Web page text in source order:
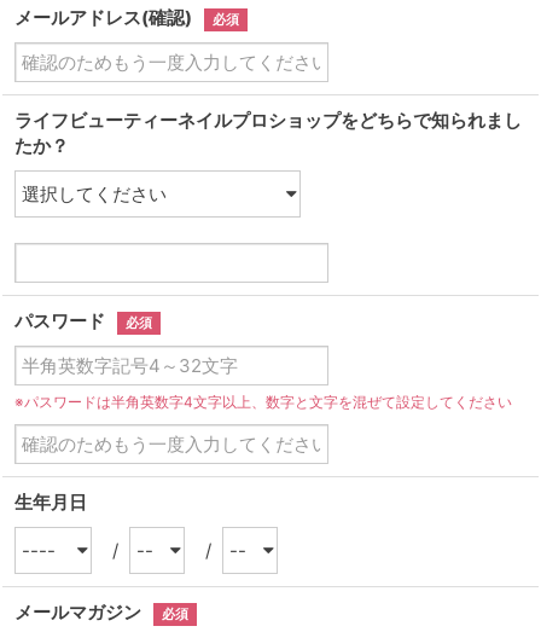
メールアドレス(確認) 必須
ライフビューティーネイルプロショップをどちらで知られまし
たか？
パスワード 必須
※パスワードは半角英数字4文字以上、数字と文字を混ぜて設定してください
生年月日
/ /
メールマガジン 必須